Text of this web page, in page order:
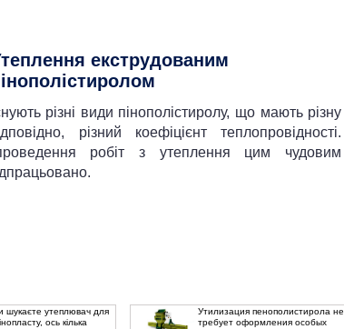
екструдованим
різні види пінополістиролу, що мають різну
різний коефіцієнт теплопровідності.
робіт з утеплення цим чудовим
шукаєте утеплювач для
ось кілька
Утилизация пенополистирола не
требует оформления особых